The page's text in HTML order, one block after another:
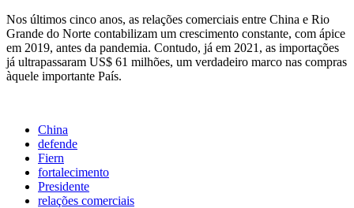
Nos últimos cinco anos, as relações comerciais entre China e Rio
Grande do Norte contabilizam um crescimento constante, com ápice
em 2019, antes da pandemia. Contudo, já em 2021, as importações
já ultrapassaram US$ 61 milhões, um verdadeiro marco nas compras
àquele importante País.
China
defende
Fiern
fortalecimento
Presidente
relações comerciais